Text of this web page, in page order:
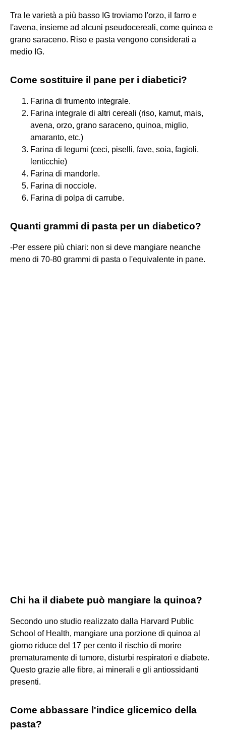
Tra le varietà a più basso IG troviamo l'orzo, il farro e
l'avena, insieme ad alcuni pseudocereali, come quinoa e
grano saraceno. Riso e pasta vengono considerati a
medio IG.
Come sostituire il pane per i diabetici?
Farina di frumento integrale.
Farina integrale di altri cereali (riso, kamut, mais,
avena, orzo, grano saraceno, quinoa, miglio,
amaranto, etc.)
Farina di legumi (ceci, piselli, fave, soia, fagioli,
lenticchie)
Farina di mandorle.
Farina di nocciole.
Farina di polpa di carrube.
Quanti grammi di pasta per un diabetico?
-Per essere più chiari: non si deve mangiare neanche
meno di 70-80 grammi di pasta o l'equivalente in pane.
Chi ha il diabete può mangiare la quinoa?
Secondo uno studio realizzato dalla Harvard Public
School of Health, mangiare una porzione di quinoa al
giorno riduce del 17 per cento il rischio di morire
prematuramente di tumore, disturbi respiratori e diabete.
Questo grazie alle fibre, ai minerali e gli antiossidanti
presenti.
Come abbassare l'indice glicemico della
pasta?